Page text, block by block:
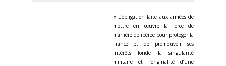
« L’obligation faite aux armées de
mettre en œuvre la force de
manière délibérée pour protéger la
France et de promouvoir ses
intérêts fonde la singularité
militaire et l’originalité d’une